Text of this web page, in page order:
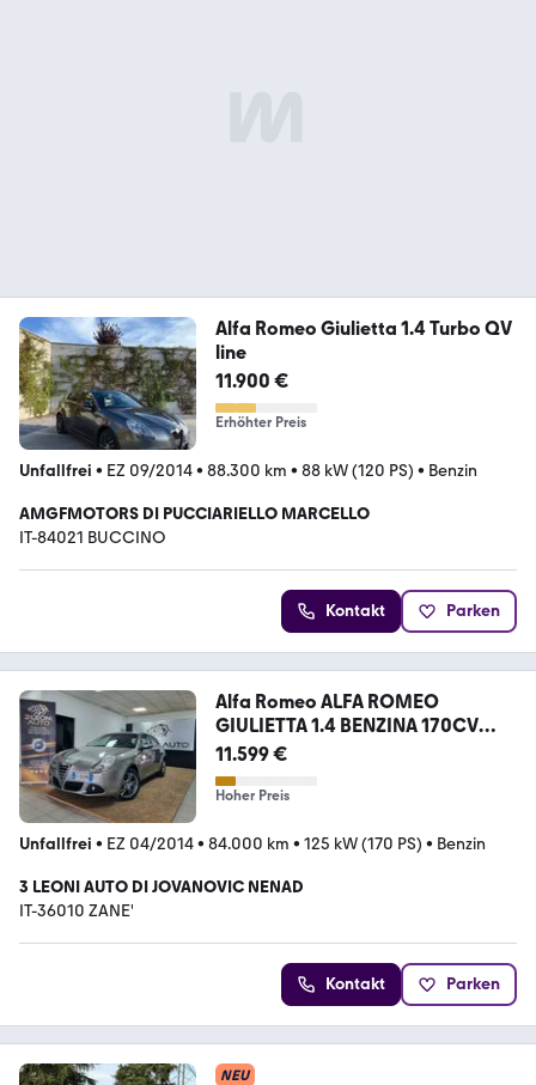
Alfa Romeo Giulietta 1.4 Turbo QV
line
11.900 €
Erhöhter Preis
Unfallfrei • EZ 09/2014• 88.300 km • 88 kW (120 PS) • Benzin
AMGFMOTORS DI PUCCIARIELLO MARCELLO
IT-84021 BUCCINO
Kontakt Parken
Alfa Romeo ALFA ROMEO
GIULIETTA 1.4 BENZINA 170CV
DISTINCTI
11.599 €
Hoher Preis
Unfallfrei • EZ 04/2014• 84.000 km • 125 kW (170 PS) • Benzin
3 LEONI AUTO DI JOVANOVIC NENAD
IT-36010 ZANE'
Kontakt Parken
NEU